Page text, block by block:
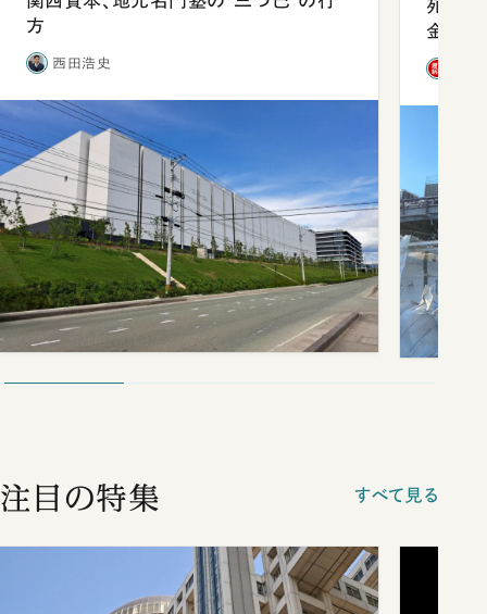
方
西田浩史
死を分
金」
注目の特集 すべて見る